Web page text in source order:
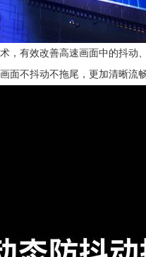
有效改善高速画面中的抖动
面不抖动不拖尾，更加清晰流